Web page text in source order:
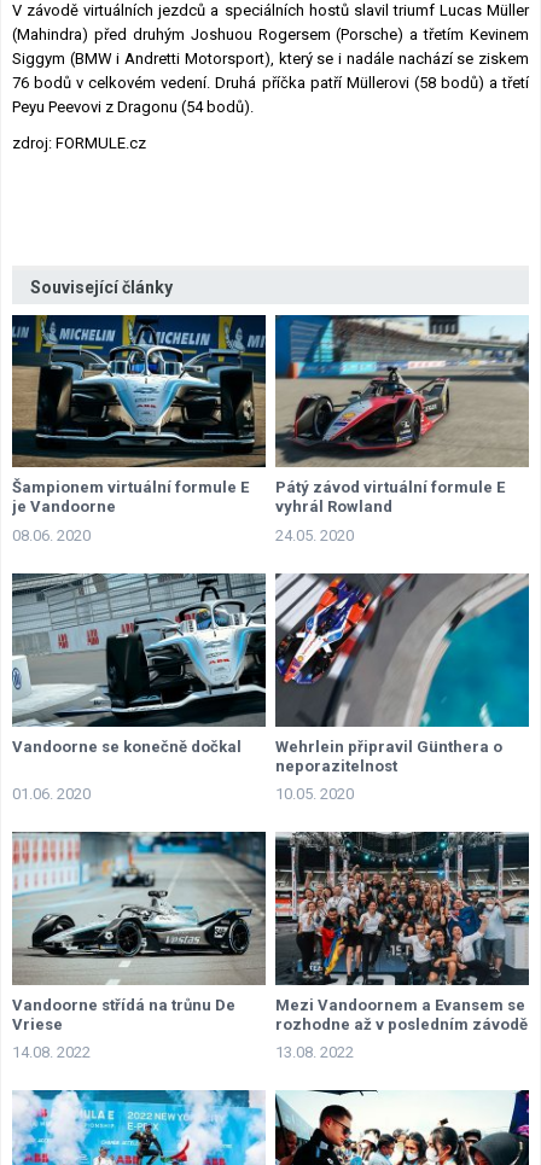
V závodě virtuálních jezdců a speciálních hostů slavil triumf Lucas Müller
(Mahindra) před druhým Joshuou Rogersem (Porsche) a třetím Kevinem
Siggym (BMW i Andretti Motorsport), který se i nadále nachází se ziskem
76 bodů v celkovém vedení. Druhá příčka patří Müllerovi (58 bodů) a třetí
Peyu Peevovi z Dragonu (54 bodů).
zdroj: FORMULE.cz
Související články
Šampionem virtuální formule E
je Vandoorne
08.06. 2020
Pátý závod virtuální formule E
vyhrál Rowland
24.05. 2020
Vandoorne se konečně dočkal
01.06. 2020
Wehrlein připravil Günthera o
neporazitelnost
10.05. 2020
Vandoorne střídá na trůnu De
Vriese
14.08. 2022
Mezi Vandoornem a Evansem se
rozhodne až v posledním závodě
13.08. 2022